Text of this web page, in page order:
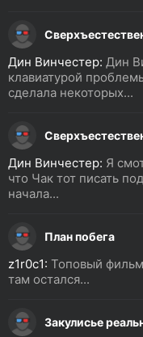
Дин Винчестер: Дин
клавиатурой
сделала некоторых...
Дин Винчестер: Я
что Чак тот писать
начала...
План побега
z1r0c1: Топовый
там остался...
Закулисье